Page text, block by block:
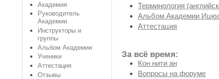
Терминология
Альбом Академии
Аттестация
За всё время:
Кон нити ан
Вопросы на форуме
Академия
Руководитель
Академии
Инструкторы и
группы
Альбом Академии
Ученики
Аттестация
Отзывы